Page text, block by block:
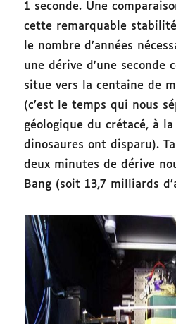
1 seconde. Une
cette remarquable
le nombre d’années
une dérive d’une seconde
situe vers la centaine de
(c’est le temps qui nous
géologique du crétacé, à
dinosaures ont disparu).
deux minutes de dérive
Bang (soit 13,7 milliards